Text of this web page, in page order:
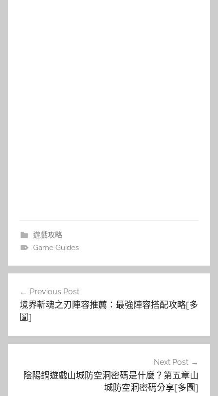
遊戲攻略
Game Guides
章
覽
Previous Post
境界斬魂之刃陣容推薦：最強陣容搭配攻略[多
圖]
Next Post
陰陽鍋遊戲山城防空洞密碼是什麼？第五章山
城防空洞密碼分享[多圖]